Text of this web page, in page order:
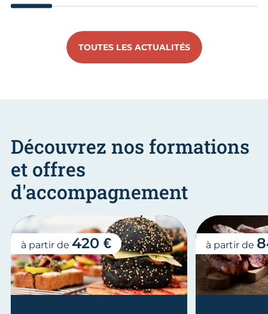
TOUTES LES ACTUALITÉS
Découvrez nos formations
et offres
d'accompagnement
à partir de 420 € à partir de